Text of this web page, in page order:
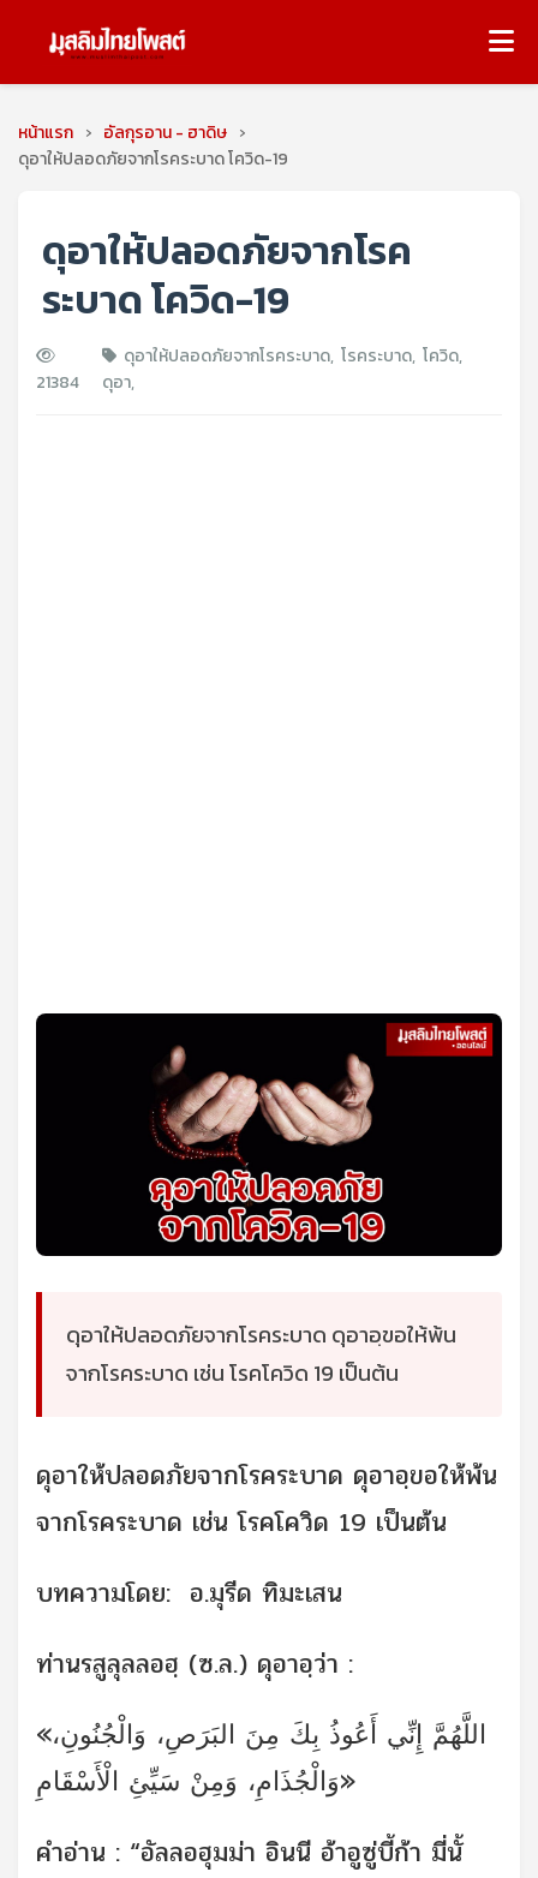
หน้าแรก › อัลกุรอาน - ฮาดิษ ›
ดุอาให้ปลอดภัยจากโรคระบาด โควิด-19
ดุอาให้ปลอดภัยจากโรค
ระบาด โควิด-19
21384
ดุอาให้ปลอดภัยจากโรคระบาด, โรคระบาด, โควิด,
ดุอา,
ดุอาให้ปลอดภัยจากโรคระบาด ดุอาอฺขอให้พ้น
จากโรคระบาด เช่น โรคโควิด 19 เป็นต้น
ดุอาให้ปลอดภัยจากโรคระบาด ดุอาอฺขอให้พ้น
จากโรคระบาด เช่น โรคโควิด 19 เป็นต้น
บทความโดย: อ.มุรีด ทิมะเสน
ท่านรสูลุลลอฮฺ (ซ.ล.) ดุอาอฺว่า :
«اللَّهُمَّ إِنِّي أَعُوذُ بِكَ مِنَ البَرَصِ، وَالْجُنُونِ،
وَالْجُذَامِ، وَمِنْ سَيِّئِ الْأَسْقَامِ»
คำอ่าน : “อัลลอฮุมม่า อินนี อ้าอูซู่บี้ก้า มี่นั้